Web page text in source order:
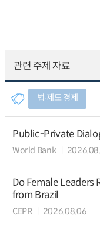
관련 주제 자료
법∙제도 경제
Public-Private
World Bank
Do Female Leaders
from Brazil
CEPR 2026.08.06